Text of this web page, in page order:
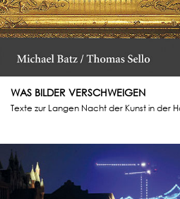
WAS BILDER VERSCHWEIGEN
Texte zur Langen Nacht der Kunst in der